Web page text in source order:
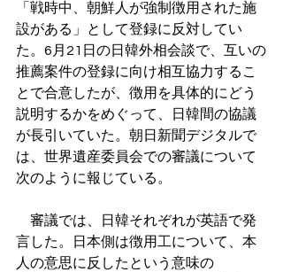
「戦時中、朝鮮人が強制徴用された施
設がある」として登録に反対してい
た。6月21日の日韓外相会談で、互いの
推薦案件の登録に向け相互協力するこ
とで合意したが、徴用を具体的にどう
説明するかをめぐって、日韓間の協議
が長引いていた。朝日新聞デジタルで
は、世界遺産委員会での審議について
次のように報じている。
審議では、日韓それぞれが英語で発
言した。日本側は徴用工について、本
人の意思に反したという意味の